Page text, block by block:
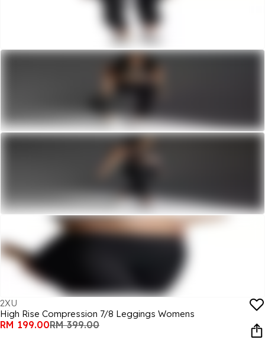
2XU
High Rise Compression 7/8 Leggings Womens
RM 199.00RM 399.00